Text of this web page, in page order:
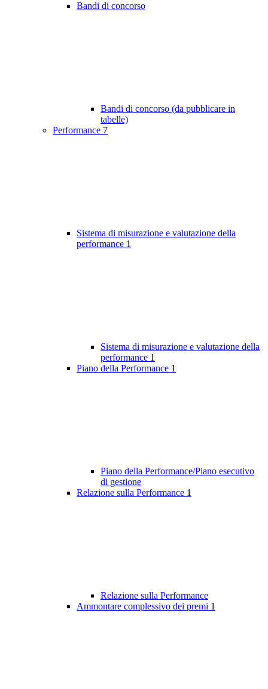
Bandi di concorso
Bandi di concorso (da pubblicare in
tabelle)
Performance 7
Sistema di misurazione e valutazione della
performance 1
Sistema di misurazione e valutazione della
performance 1
Piano della Performance 1
Piano della Performance/Piano esecutivo
di gestione
Relazione sulla Performance 1
Relazione sulla Performance
Ammontare complessivo dei premi 1